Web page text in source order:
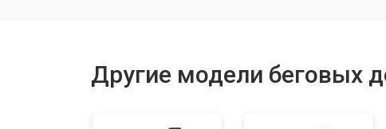
Другие модели беговых